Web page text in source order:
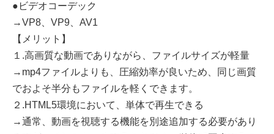
●ビデオコーデック
→VP8、VP9、AV1
【メリット】
１.高画質な動画でありながら、ファイルサイズが軽量
→mp4ファイルよりも、圧縮効率が良いため、同じ画質
でおよそ半分もファイルを軽くできます。
２.HTML5環境において、単体で再生できる
→通常、動画を視聴する機能を別途追加する必要があり